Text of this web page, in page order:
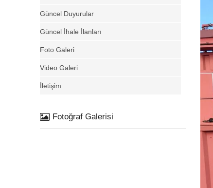
Güncel Duyurular
Güncel İhale İlanları
Foto Galeri
Video Galeri
İletişim
Fotoğraf Galerisi